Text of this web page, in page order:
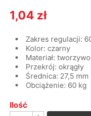
1,04 zł
Zakres regulacji:
Kolor: czarny
Materiał: tworzywo
Przekrój: okrągły
Średnica: 27,5 mm
Obciążenie: 60 kg
Ilość